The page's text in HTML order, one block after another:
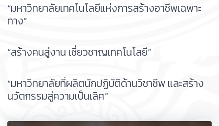
“มหาวิทยาลัยเทคโนโลยีแห่งการสร้างอาชีพเฉพาะ
ทาง”
”สร้างคนสู่งาน เชี่ยวชาญเทคโนโลยี”
“มหาวิทยาลัยที่ผลิตนักปฏิบัติด้านวิชาชีพ และสร้าง
นวัตกรรมสู่ความเป็นเลิศ”